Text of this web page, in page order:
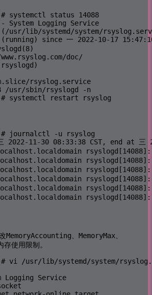
systemctl status 14088
Logging Service
usr/lib/systemd/system/
since 一 2022-10-17
doc/
rsyslog.service
/usr/sbin/rsyslogd -n
systemctl restart rsyslog
journalctl -u rsyslog
2022-11-30 08:33:38 CST, end at 三
MemoryAccounting MemoryMax
存使用限制。
vi /usr/lib/systemd/system/
Logging Service